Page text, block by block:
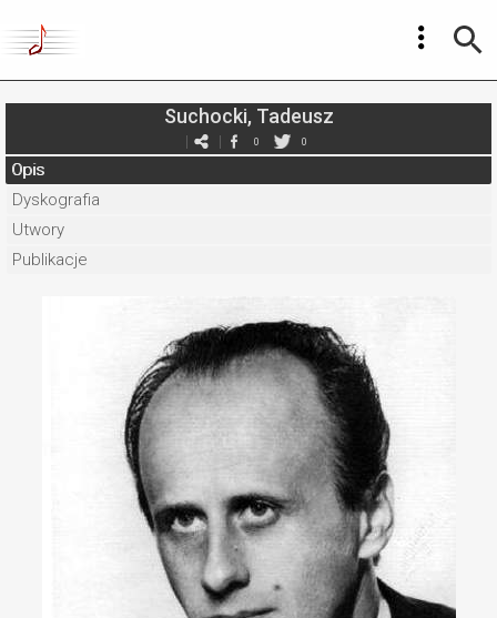
Suchocki, Tadeusz
0 0
Opis
Dyskografia
Utwory
Publikacje